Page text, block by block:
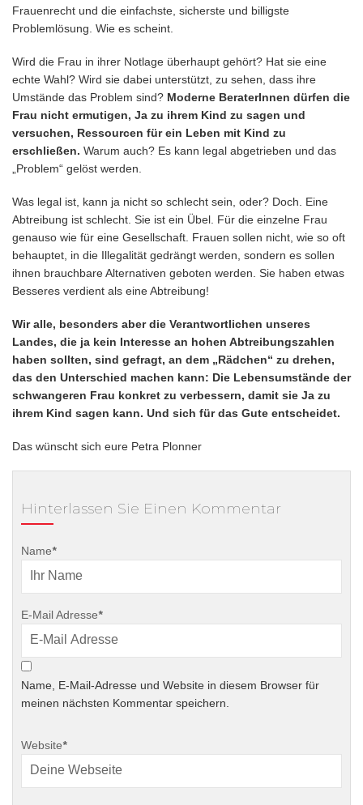
Frauenrecht und die einfachste, sicherste und billigste
Problemlösung. Wie es scheint.
Wird die Frau in ihrer Notlage überhaupt gehört? Hat sie eine
echte Wahl? Wird sie dabei unterstützt, zu sehen, dass ihre
Umstände das Problem sind? Moderne BeraterInnen dürfen die
Frau nicht ermutigen, Ja zu ihrem Kind zu sagen und
versuchen, Ressourcen für ein Leben mit Kind zu
erschließen. Warum auch? Es kann legal abgetrieben und das
„Problem“ gelöst werden.
Was legal ist, kann ja nicht so schlecht sein, oder? Doch. Eine
Abtreibung ist schlecht. Sie ist ein Übel. Für die einzelne Frau
genauso wie für eine Gesellschaft. Frauen sollen nicht, wie so oft
behauptet, in die Illegalität gedrängt werden, sondern es sollen
ihnen brauchbare Alternativen geboten werden. Sie haben etwas
Besseres verdient als eine Abtreibung!
Wir alle, besonders aber die Verantwortlichen unseres
Landes, die ja kein Interesse an hohen Abtreibungszahlen
haben sollten, sind gefragt, an dem „Rädchen“ zu drehen,
das den Unterschied machen kann: Die Lebensumstände der
schwangeren Frau konkret zu verbessern, damit sie Ja zu
ihrem Kind sagen kann. Und sich für das Gute entscheidet.
Das wünscht sich eure Petra Plonner
Hinterlassen Sie Einen Kommentar
Name*
E-Mail Adresse*
Name, E-Mail-Adresse und Website in diesem Browser für
meinen nächsten Kommentar speichern.
Website*